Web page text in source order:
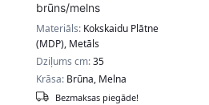
brūns/melns
Materiāls: Kokskaidu Plātne
(MDP), Metāls
Dziļums cm:35
Krāsa: Brūna, Melna
Bezmaksas piegāde!